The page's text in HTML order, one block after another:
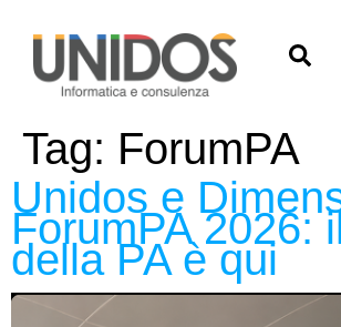
Tag: ForumPA
Unidos e
ForumPA 2026:
della PA è qui